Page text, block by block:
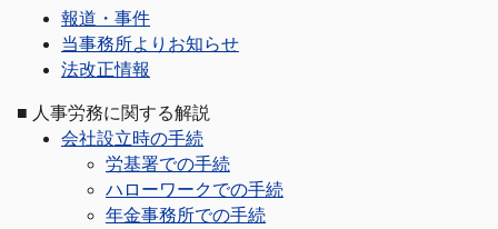
報道・事件
当事務所よりお知らせ
法改正情報
■ 人事労務に関する解説
会社設立時の手続
労基署での手続
ハローワークでの手続
年金事務所での手続